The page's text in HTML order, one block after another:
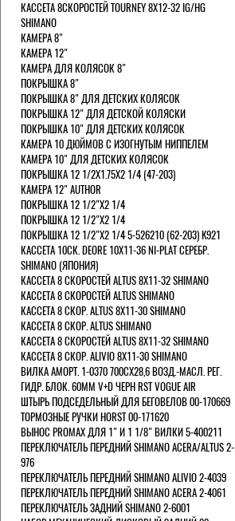
КАССЕТА 8СКОРОСТЕЙ TOURNEY 8Х12-32 IG/HG
SHIMANO
КАМЕРА 8"
КАМЕРА 12"
КАМЕРА ДЛЯ КОЛЯСОК 8"
ПОКРЫШКА 8"
ПОКРЫШКА 8" ДЛЯ ДЕТСКИХ КОЛЯСОК
ПОКРЫШКА 12" ДЛЯ ДЕТСКОЙ КОЛЯСКИ
ПОКРЫШКА 10" ДЛЯ ДЕТСКИХ КОЛЯСОК
КАМЕРА 10 ДЮЙМОВ С ИЗОГНУТЫМ НИППЕЛЕМ
КАМЕРА 10" ДЛЯ ДЕТСКИХ КОЛЯСОК
ПОКРЫШКА 12 1/2X1.75X2 1/4 (47-203)
КАМЕРА 12" AUTHOR
ПОКРЫШКА 12 1/2"Х2 1/4
ПОКРЫШКА 12 1/2"Х2 1/4
ПОКРЫШКА 12 1/2"Х2 1/4 5-526210 (62-203) K921
КАССЕТА 10СК. DEORE 10Х11-36 NI-PLAT СЕРЕБР.
SHIMANO (ЯПОНИЯ)
КАССЕТА 8 СКОРОСТЕЙ ALTUS 8Х11-32 SHIMANO
КАССЕТА 8 СКОРОСТЕЙ ALTUS SHIMANO
КАССЕТА 8 СКОР. ALTUS 8Х11-30 SHIMANO
КАССЕТА 8 СКОР. ALTUS SHIMANO
КАССЕТА 8 СКОРОСТЕЙ ALTUS 8Х11-32 SHIMANO
КАССЕТА 8 СКОР. ALIVIO 8Х11-30 SHIMANO
ВИЛКА АМОРТ. 1-0370 700СХ28,6 ВОЗД.-МАСЛ. РЕГ.
ГИДР. БЛОК. 60ММ V+D ЧЕРН RST VOGUE AIR
ШТЫРЬ ПОДСЕДЕЛЬНЫЙ ДЛЯ БЕГОВЕЛОВ 00-170669
ТОРМОЗНЫЕ РУЧКИ HORST 00-171620
ВЫНОС PROMAX ДЛЯ 1" И 1 1/8" ВИЛКИ 5-400211
ПЕРЕКЛЮЧАТЕЛЬ ПЕРЕДНИЙ SHIMANO ACERA/ALTUS 2-
976
ПЕРЕКЛЮЧАТЕЛЬ ПЕРЕДНИЙ SHIMANO ALIVIO 2-4039
ПЕРЕКЛЮЧАТЕЛЬ ПЕРЕДНИЙ SHIMANO ACERA 2-4061
ПЕРЕКЛЮЧАТЕЛЬ ЗАДНИЙ SHIMANO 2-6001